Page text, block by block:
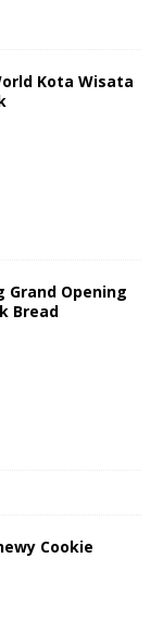
Kota Wisata
Grand Opening
Bread
Cookie